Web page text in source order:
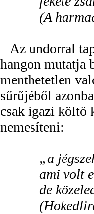
(A
Az undorral
hangon mutatja
menthetetlen
sűrűjéből
csak igazi költő
nemesíteni:
„a
ami volt
de